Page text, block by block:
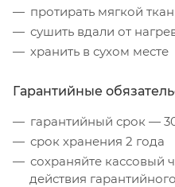
протирать мягкой
сушить вдали от
хранить в сухом месте
Гарантийные
гарантийный срок —
срок хранения 2 года
сохраняйте кассовый
действия